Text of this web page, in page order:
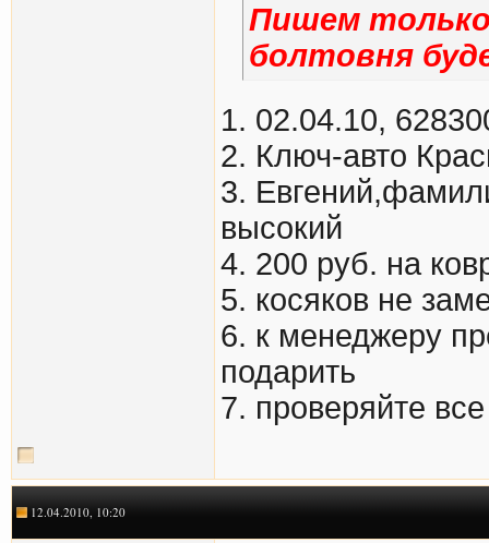
Пишем
болтовня
1. 02.04.10,
2. Ключ-авто
3.
высокий
4. 200 руб. на
5. косяков не
6. к менеджеру
подарить
7. проверяйте все
12.04.2010, 10:20